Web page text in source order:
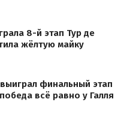
8-й этап Тур де
жёлтую майку
финальный этап
всё равно у Галля